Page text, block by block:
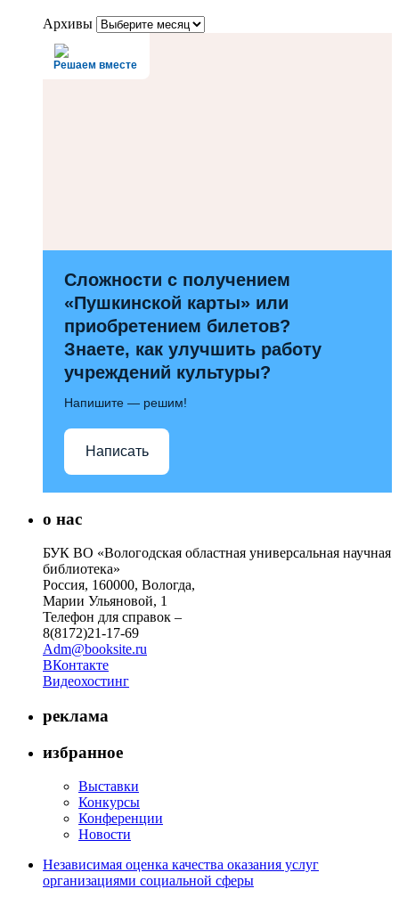
Архивы
Решаем вместе
Сложности с получением
«Пушкинской карты» или
приобретением билетов?
Знаете, как улучшить работу
учреждений культуры?
Напишите — решим!
Написать
о нас
БУК ВО «Вологодская областная универсальная научная
библиотека»
Россия, 160000, Вологда,
Марии Ульяновой, 1
Телефон для справок –
8(8172)21-17-69
Adm@booksite.ru
ВКонтакте
Видеохостинг
реклама
избранное
Выставки
Конкурсы
Конференции
Новости
Независимая оценка качества оказания услуг
организациями социальной сферы